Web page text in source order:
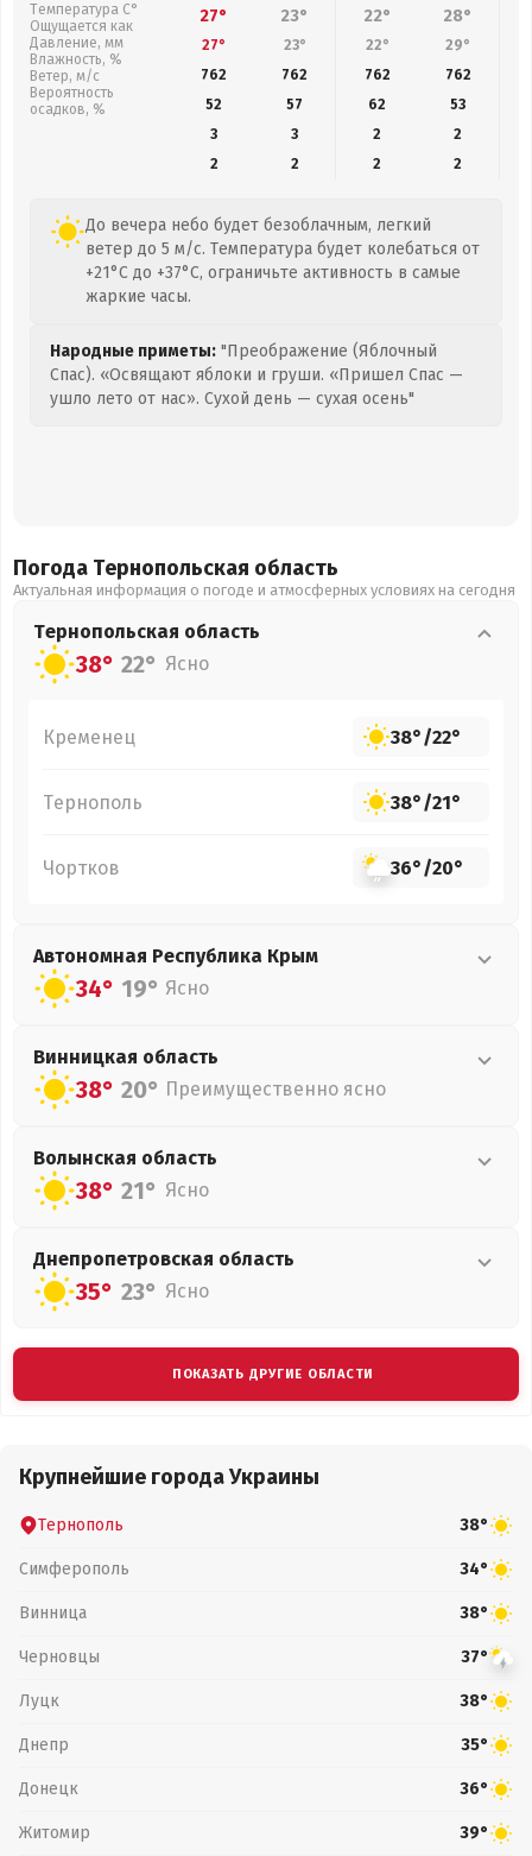
Температура С°
Ощущается как
Давление, мм
Влажность, %
Ветер, м/с
Вероятность
осадков, %
27° 23° 22° 28°
27° 23° 22° 29°
762
762 762 762
52
57 62 53
3
3 2
2
2
2 2 2
До вечера небо будет безоблачным, легкий
ветер до 5 м/с. Температура будет колебаться от
+21°C до +37°C, ограничьте активность в самые
жаркие часы.
Народные приметы: "Преображение (Яблочный
Спас). «Освящают яблоки и груши. «Пришел Спас —
ушло лето от нас». Сухой день — сухая осень"
Погода Тернопольская область
Актуальная информация о погоде и атмосферных условиях на сегодня
Тернопольская область
38° 22° Ясно
Кременец 38°/22°
Тернополь 38°/21°
Чортков 36°/20°
Автономная Республика Крым
34° 19° Ясно
Винницкая область
38° 20° Преимущественно ясно
Волынская область
38° 21° Ясно
Днепропетровская область
35° 23° Ясно
ПОКАЗАТЬ ДРУГИЕ ОБЛАСТИ
Крупнейшие города Украины
Тернополь 38°
Симферополь 34°
Винница 38°
Черновцы 37°
Луцк 38°
Днепр 35°
Донецк 36°
Житомир 39°